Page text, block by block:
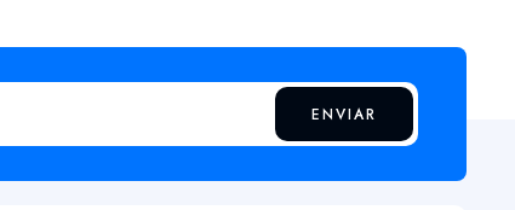
ENVIAR